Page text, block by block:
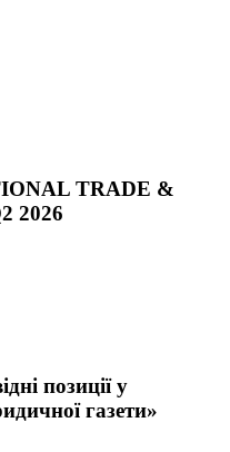
TRADE &
2026
позиції у
газети»